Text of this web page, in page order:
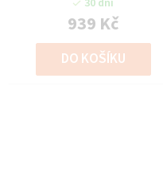
30 dní
939 Kč
DO KOŠÍKU